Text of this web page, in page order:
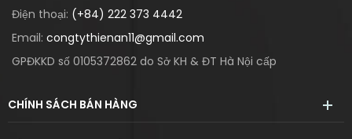
Điện thoại: (+84) 222 373 4442
Email: congtythienan11@gmail.com
GPĐKKD số 0105372862 do Sở KH & ĐT Hà Nội cấp
CHÍNH SÁCH BÁN HÀNG